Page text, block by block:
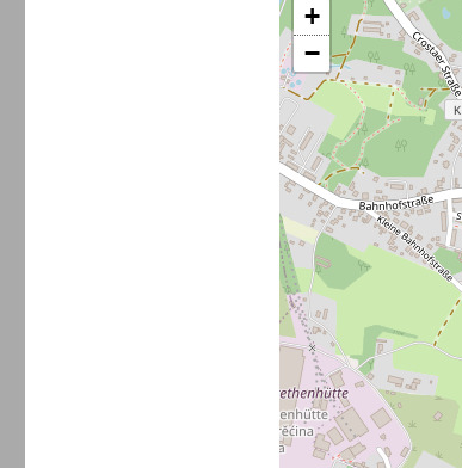
+
−